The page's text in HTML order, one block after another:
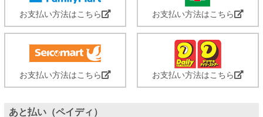
お支払い方法はこちら お支払い方法はこちら
お支払い方法はこちら お支払い方法はこちら
あと払い（ペイディ）